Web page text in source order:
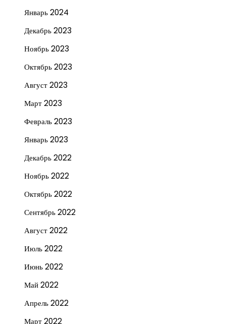
Январь 2024
Декабрь 2023
Ноябрь 2023
Октябрь 2023
Август 2023
Март 2023
Февраль 2023
Январь 2023
Декабрь 2022
Ноябрь 2022
Октябрь 2022
Сентябрь 2022
Август 2022
Июль 2022
Июнь 2022
Май 2022
Апрель 2022
Март 2022